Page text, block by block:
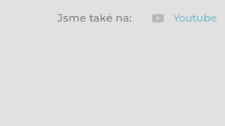
Jsme také na: Youtube